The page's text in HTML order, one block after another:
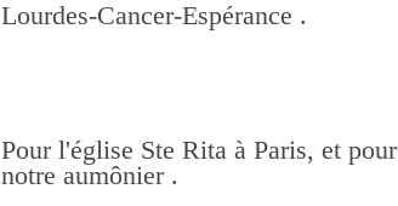
Lourdes-Cancer-Espérance .
Pour l'église Ste Rita à Paris, et pour
notre aumônier .